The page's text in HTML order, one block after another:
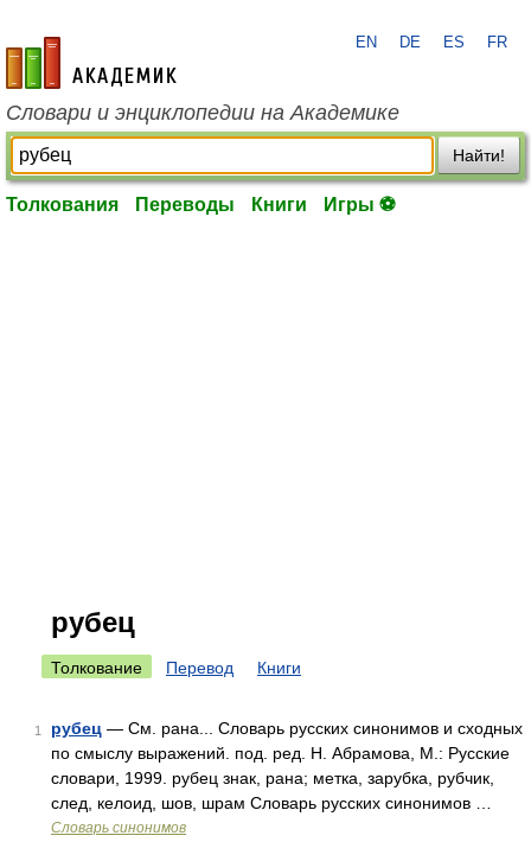
academic.ru
EN DE ES FR
Словари и энциклопедии на Академике
Найти!
Толкования Переводы Книги Игры ⚽
рубец
Толкование Перевод Книги
1 рубец — См. рана... Словарь русских синонимов и сходных
по смыслу выражений. под. ред. Н. Абрамова, М.: Русские
словари, 1999. рубец знак, рана; метка, зарубка, рубчик,
след, келоид, шов, шрам Словарь русских синонимов …
Словарь синонимов